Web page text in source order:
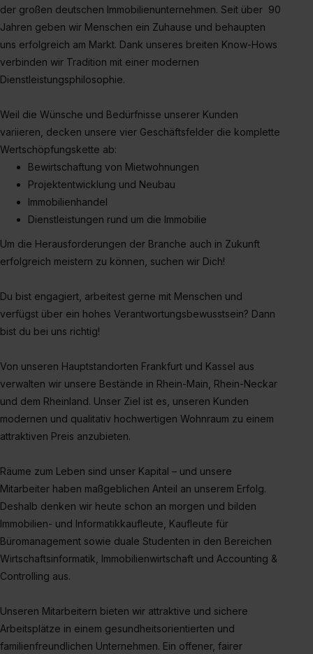
Datenschutzerklärung unter dem Punkt „Datenschutz-
Einstellungen“ widerrufen. Weitere Informationen zu den
einzelnen Cookies findest du durch Klick auf „Details
zeigen“. Weitere Informationen:Datenschutzerklärung
Impressum.
der großen deutschen Immobilienunternehmen. Seit über 90
Jahren geben wir Menschen ein Zuhause und behaupten
uns erfolgreich am Markt. Dank unseres breiten Know-Hows
verbinden wir Tradition mit einer modernen
Dienstleistungsphilosophie.
Weil die Wünsche und Bedürfnisse unserer Kunden
variieren, decken unsere vier Geschäftsfelder die komplette
Wertschöpfungskette ab:
Bewirtschaftung von Mietwohnungen
Projektentwicklung und Neubau
Immobilienhandel
Dienstleistungen rund um die Immobilie
Um die Herausforderungen der Branche auch in Zukunft
erfolgreich meistern zu können, suchen wir Dich!
Du bist engagiert, arbeitest gerne mit Menschen und
verfügst über ein hohes Verantwortungsbewusstsein? Dann
bist du bei uns richtig!
Von unseren Hauptstandorten Frankfurt und Kassel aus
verwalten wir unsere Bestände in Rhein-Main, Rhein-Neckar
und dem Rheinland. Unser Ziel ist es, unseren Kunden
modernen und qualitativ hochwertigen Wohnraum zu einem
attraktiven Preis anzubieten.
Räume zum Leben sind unser Kapital – und unsere
Mitarbeiter haben maßgeblichen Anteil an unserem Erfolg.
Deshalb denken wir heute schon an morgen und bilden
Immobilien- und Informatikkaufleute, Kaufleute für
Büromanagement sowie duale Studenten in den Bereichen
Wirtschaftsinformatik, Immobilienwirtschaft und Accounting &
Controlling aus.
Unseren Mitarbeitern bieten wir attraktive und sichere
Arbeitsplätze in einem gesundheitsorientierten und
familienfreundlichen Unternehmen. Ein offener, fairer